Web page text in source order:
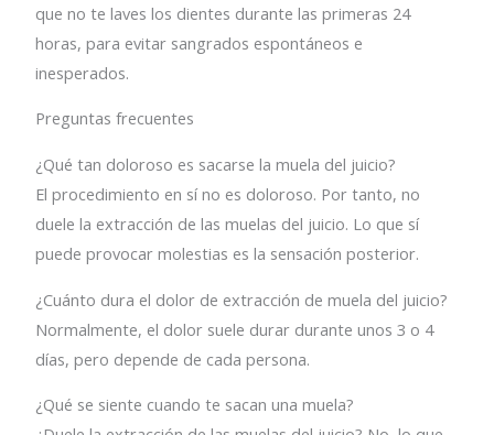
que no te laves los dientes durante las primeras 24
horas, para evitar sangrados espontáneos e
inesperados.
Preguntas frecuentes
¿Qué tan doloroso es sacarse la muela del juicio?
El procedimiento en sí no es doloroso. Por tanto, no
duele la extracción de las muelas del juicio. Lo que sí
puede provocar molestias es la sensación posterior.
¿Cuánto dura el dolor de extracción de muela del juicio?
Normalmente, el dolor suele durar durante unos 3 o 4
días, pero depende de cada persona.
¿Qué se siente cuando te sacan una muela?